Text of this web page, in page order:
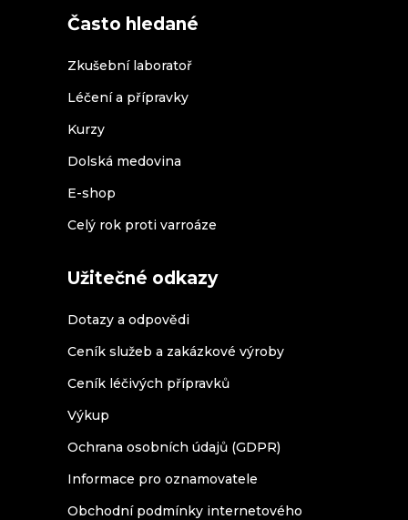
Často hledané
Zkušební laboratoř
Léčení a přípravky
Kurzy
Dolská medovina
E-shop
Celý rok proti varroáze
Užitečné odkazy
Dotazy a odpovědi
Ceník služeb a zakázkové výroby
Ceník léčivých přípravků
Výkup
Ochrana osobních údajů (GDPR)
Informace pro oznamovatele
Obchodní podmínky internetového